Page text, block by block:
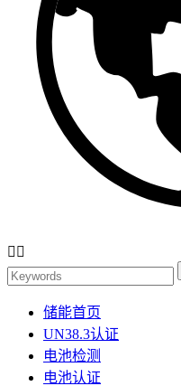
 
储能首页
UN38.3认证
电池检测
电池认证